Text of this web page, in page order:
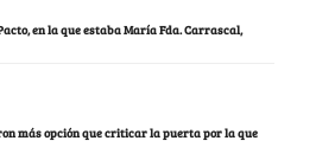
en la que estaba María Fda. Carrascal,
más opción que criticar la puerta por la que